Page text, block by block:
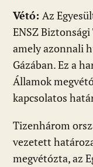
Vétó: Az
ENSZ
amely azonnali
Gázában. Ez a
Államok
kapcsolatos
Tizenhárom
vezetett
megvétózta, az